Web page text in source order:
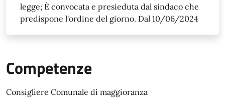
legge; È convocata e presieduta dal sindaco che
predispone l'ordine del giorno. Dal 10/06/2024
Competenze
Consigliere Comunale di maggioranza